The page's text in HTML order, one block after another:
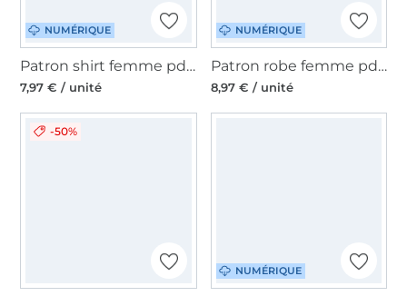
NUMÉRIQUE
Patron shirt femme pdf Studio Schnittreif Mme Tessa, en français
7,97 € / unité
NUMÉRIQUE
Patron robe femme pdf Studio Schnittreif Mme Enna, en français
8,97 € / unité
-50%
NUMÉRIQUE